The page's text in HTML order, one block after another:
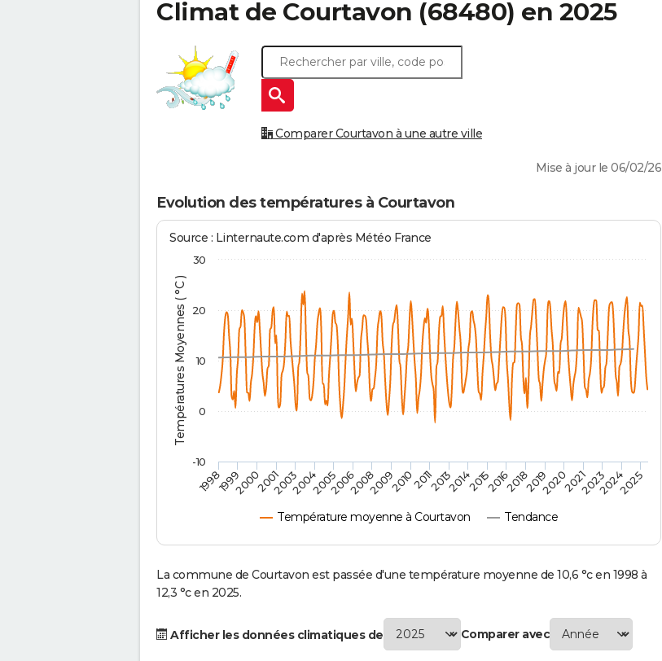
Climat de Courtavon (68480) en 2025
Comparer Courtavon à une autre ville
Mise à jour le 06/02/26
Evolution des températures à Courtavon
Températures Moyennes ( °C )
Source : Linternaute.com d'après Météo France
Température moyenne à Courtavon Tendance
1998 2014
199920002001200320042005200620082009201020112013 201520162018201920202021202320242025
-10
0
10
20
30
La commune de Courtavon est passée d'une température moyenne de 10,6 °c en 1998 à
12,3 °c en 2025.
Afficher les données climatiques de Comparer avec